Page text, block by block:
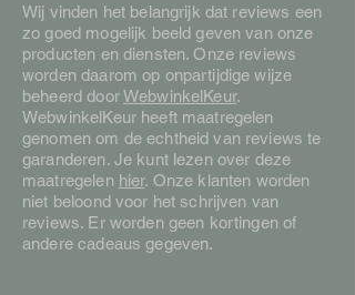
Wij vinden het belangrijk dat reviews een
zo goed mogelijk beeld geven van onze
producten en diensten. Onze reviews
worden daarom op onpartijdige wijze
beheerd doorWebwinkelKeur.
WebwinkelKeur heeft maatregelen
genomen om de echtheid van reviews te
garanderen. Je kunt lezen over deze
maatregelen hier. Onze klanten worden
niet beloond voor het schrijven van
reviews. Er worden geen kortingen of
andere cadeaus gegeven.